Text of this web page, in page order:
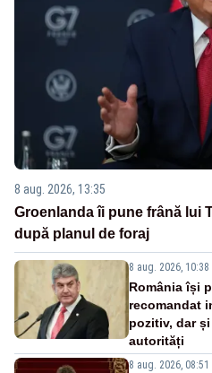
8 aug. 2026, 13:35
Groenlanda îi pune frână lui
după planul de foraj
8 aug. 2026, 10:38
România își
recomandat
pozitiv, dar
autorități
8 aug. 2026, 08:51